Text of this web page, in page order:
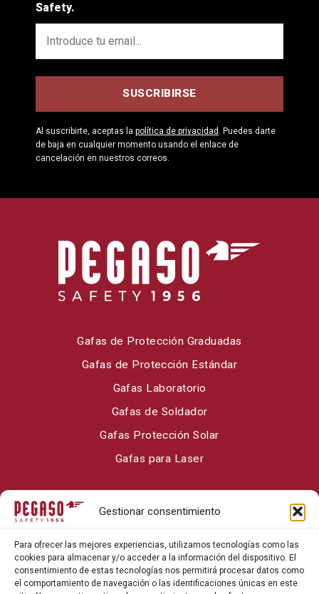
Gestionar consentimiento
Para ofrecer las mejores experiencias, utilizamos tecnologías como las
cookies para almacenar y/o acceder a la información del dispositivo. El
consentimiento de estas tecnologías nos permitirá procesar datos como
el comportamiento de navegación o las identificaciones únicas en este
Safety.
Al suscribirte, aceptas la política de privacidad . Puedes darte
de baja en cualquier momento usando el enlace de
cancelación en nuestros correos.
Gafas de Protección Graduadas
Gafas de Protección Estándar
Gafas Laboratorio
Gafas de Soldador
Gafas Protección Solar
Gafas para Laser
Sobre Pegaso Safety
Blog